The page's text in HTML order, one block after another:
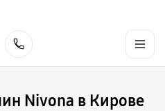
Nivona в Кирове